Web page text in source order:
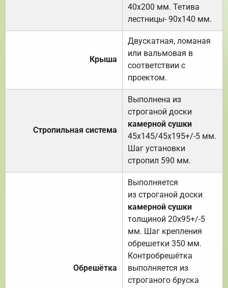
40х200 мм. Тетива
лестницы- 90х140 мм.
Крыша
Двускатная, ломаная
или вальмовая в
соответствии с
проектом.
Стропильная система
Выполнена из
строганой доски
камерной сушки
45х145/45х195+/-5 мм.
Шаг установки
стропил 590 мм.
Обрешётка
Выполняется
из строганой доски
камерной сушки
толщиной 20х95+/-5
мм. Шаг крепления
обрешетки 350 мм.
Контробрешётка
выполняется из
строганого бруска